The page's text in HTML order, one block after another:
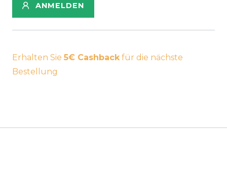
ANMELDEN
Erhalten Sie 5€ Cashbackfür die nächste
Bestellung